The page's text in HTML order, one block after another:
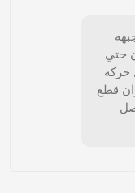
حتي
حركه
قطع